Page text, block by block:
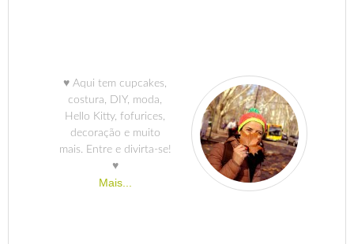
♥ Aqui tem cupcakes,
costura, DIY, moda,
Hello Kitty, fofurices,
decoração e muito
mais. Entre e divirta-se!
♥
Mais...